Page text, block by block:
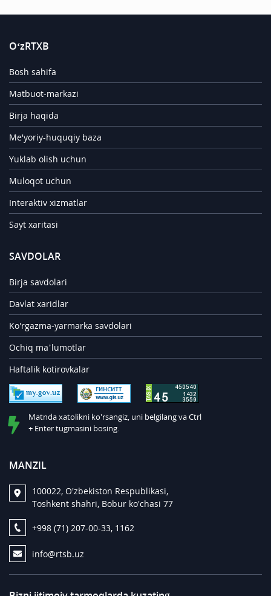
O‘zRTXB
Bosh sahifa
Matbuot-markazi
Birja haqida
Me'yoriy-huquqiy baza
Yuklab olish uchun
Muloqot uchun
Interaktiv xizmatlar
Sayt xaritasi
SAVDOLAR
Birja savdolari
Davlat xaridlar
Ko'rgazma-yarmarka savdolari
Ochiq ma’lumotlar
Haftalik kotirovkalar
Matnda xatolikni ko'rsangiz, uni belgilang va Ctrl
+ Enter tugmasini bosing.
MANZIL
100022, O'zbekiston Respublikasi,
Toshkent shahri, Bobur ko'chasi 77
+998 (71) 207-00-33, 1162
info@rtsb.uz